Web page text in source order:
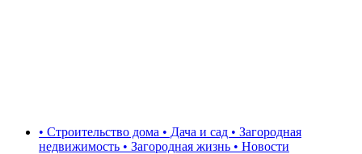
• Строительство дома • Дача и сад • Загородная
недвижимость • Загородная жизнь • Новости